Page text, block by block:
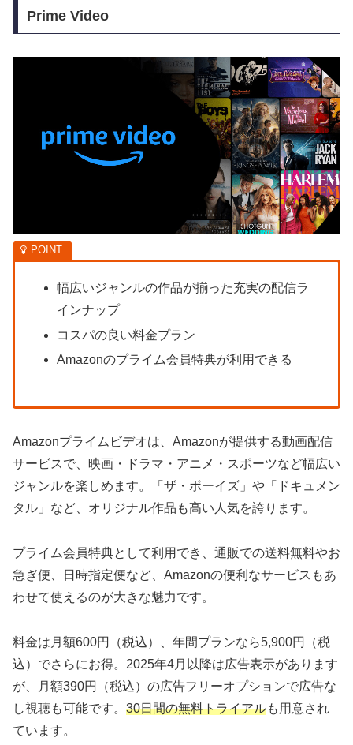
Prime Video
幅広いジャンルの作品が揃った充実の配信ラ
インナップ
コスパの良い料金プラン
Amazonのプライム会員特典が利用できる
Amazonプライムビデオは、Amazonが提供する動画配信
サービスで、映画・ドラマ・アニメ・スポーツなど幅広い
ジャンルを楽しめます。「ザ・ボーイズ」や「ドキュメン
タル」など、オリジナル作品も高い人気を誇ります。
プライム会員特典として利用でき、通販での送料無料やお
急ぎ便、日時指定便など、Amazonの便利なサービスもあ
わせて使えるのが大きな魅力です。
料金は月額600円（税込）、年間プランなら5,900円（税
込）でさらにお得。2025年4月以降は広告表示があります
が、月額390円（税込）の広告フリーオプションで広告な
し視聴も可能です。 30日間の無料トライアルも用意され
ています。